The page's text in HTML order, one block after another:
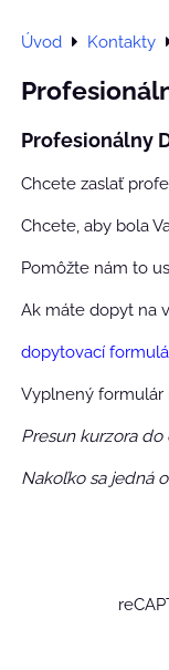
Úvod Kontakty
Profesionálny
Chcete zaslať
Chcete, aby bola
Pomôžte nám to
Ak máte dopyt na
dopytovací
Vyplnený formulár
Presun kurzora
Nakoľko sa jedná